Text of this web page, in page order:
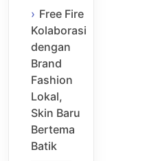
Free Fire
Kolaborasi
dengan
Brand
Fashion
Lokal,
Skin Baru
Bertema
Batik